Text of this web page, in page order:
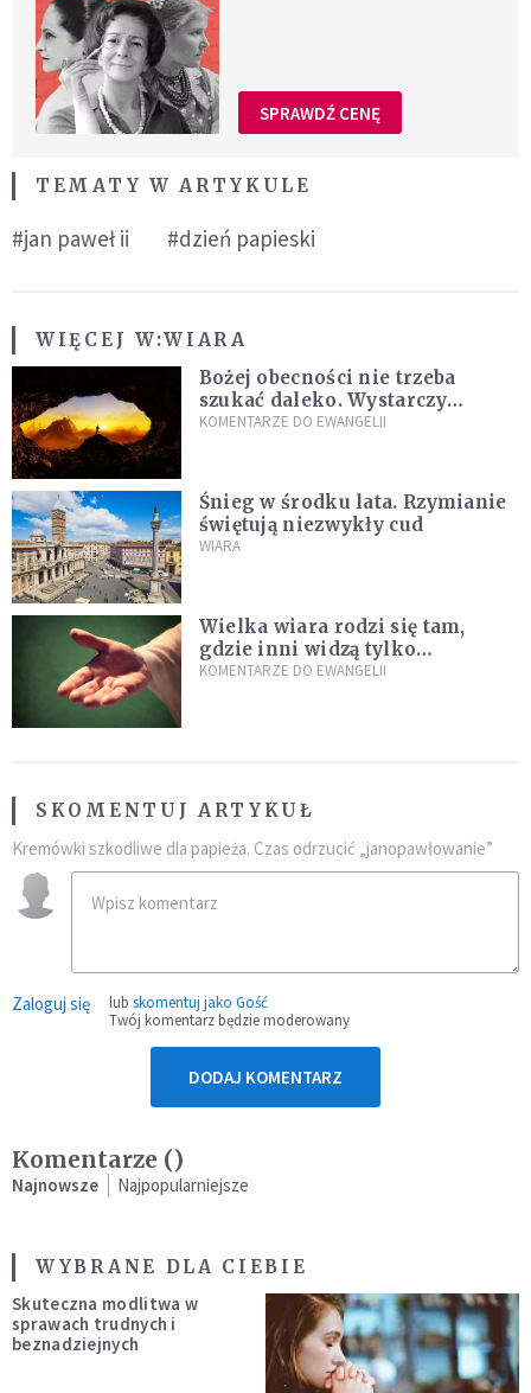
SPRAWDŹ CENĘ
TEMATY W ARTYKULE
#jan paweł ii #dzień papieski
WIĘCEJ W:WIARA
Bożej obecności nie trzeba
szukać daleko. Wystarczy
nauczyć się słuchać
KOMENTARZE DO EWANGELII
Śnieg w środku lata. Rzymianie
świętują niezwykły cud
WIARA
Wielka wiara rodzi się tam,
gdzie inni widzą tylko
przeszkody
KOMENTARZE DO EWANGELII
SKOMENTUJ ARTYKUŁ
Kremówki szkodliwe dla papieża. Czas odrzucić „janopawłowanie”
Zaloguj się lub skomentuj jako Gość
Twój komentarz będzie moderowany
DODAJ KOMENTARZ
Komentarze ()
Najnowsze Najpopularniejsze
WYBRANE DLA CIEBIE
Skuteczna modlitwa w
sprawach trudnych i
beznadziejnych